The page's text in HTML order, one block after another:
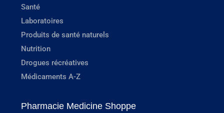
Santé
Laboratoires
Produits de santé naturels
Nutrition
Drogues récréatives
Médicaments A-Z
Pharmacie Medicine Shoppe